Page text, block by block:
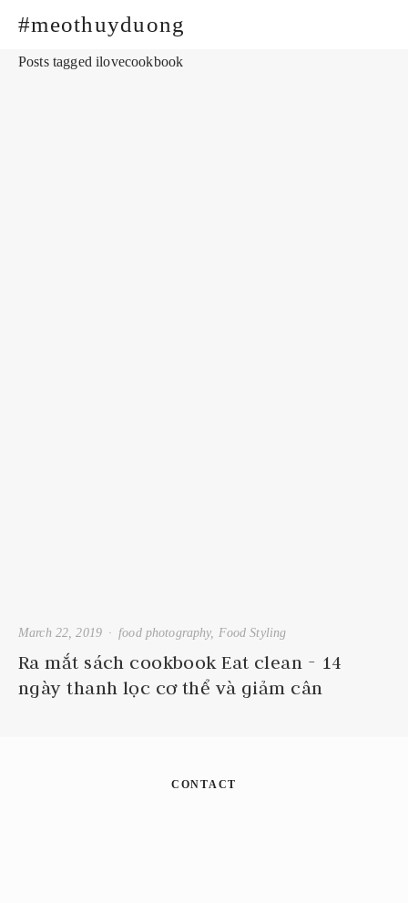
#meothuyduong
Posts tagged ilovecookbook
Ra mắt sách cookbook Eat clean - 14
ngày thanh lọc cơ thể và giảm cân
food photography, Food Styling
March 22, 2019
CONTACT